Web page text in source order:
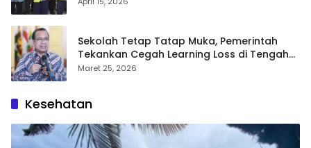
Sekolah Tetap Tatap Muka, Pemerintah
Tekankan Cegah Learning Loss di Tengah
Krisis Global
Maret 25, 2026
Kesehatan